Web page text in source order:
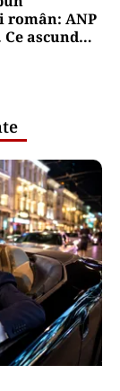
ANP
ascund